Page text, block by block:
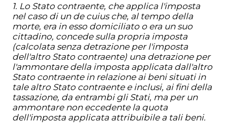
1. Lo Stato contraente, che applica l'imposta
nel caso di un de cuius che, al tempo della
morte, era in esso domiciliato o era un suo
cittadino, concede sulla propria imposta
(calcolata senza detrazione per l'imposta
dell'altro Stato contraente) una detrazione per
l'ammontare della imposta applicata dall'altro
Stato contraente in relazione ai beni situati in
tale altro Stato contraente e inclusi, ai fini della
tassazione, da entrambi gli Stati, ma per un
ammontare non eccedente la quota
dell'imposta applicata attribuibile a tali beni.